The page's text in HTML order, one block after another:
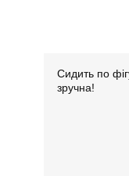
Сидить по
зручна!